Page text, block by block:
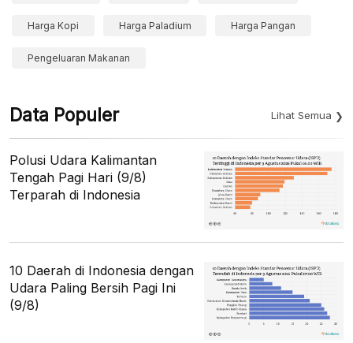
Harga Kopi Harga Paladium Harga Pangan
Pengeluaran Makanan
Data Populer Lihat Semua
Polusi Udara Kalimantan
Tengah Pagi Hari (9/8)
Terparah di Indonesia
10 Daerah di Indonesia dengan
Udara Paling Bersih Pagi Ini
(9/8)